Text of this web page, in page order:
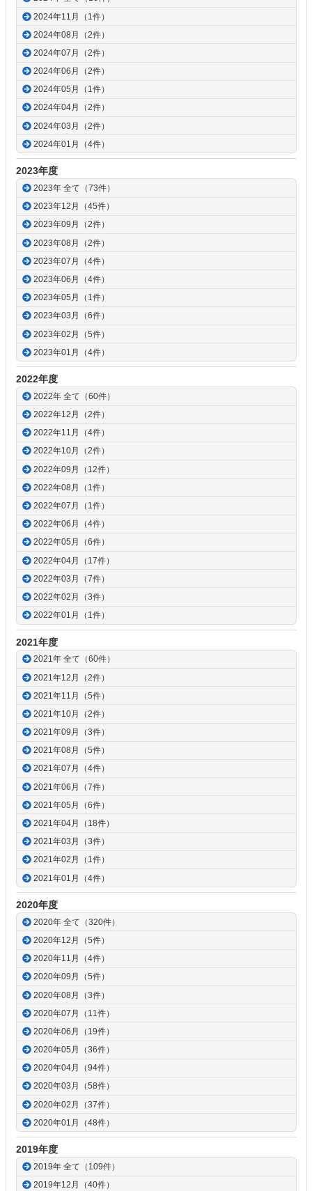
2024年11月（1件）
2024年08月（2件）
2024年07月（2件）
2024年06月（2件）
2024年05月（1件）
2024年04月（2件）
2024年03月（2件）
2024年01月（4件）
2023年度
2023年 全て（73件）
2023年12月（45件）
2023年09月（2件）
2023年08月（2件）
2023年07月（4件）
2023年06月（4件）
2023年05月（1件）
2023年03月（6件）
2023年02月（5件）
2023年01月（4件）
2022年度
2022年 全て（60件）
2022年12月（2件）
2022年11月（4件）
2022年10月（2件）
2022年09月（12件）
2022年08月（1件）
2022年07月（1件）
2022年06月（4件）
2022年05月（6件）
2022年04月（17件）
2022年03月（7件）
2022年02月（3件）
2022年01月（1件）
2021年度
2021年 全て（60件）
2021年12月（2件）
2021年11月（5件）
2021年10月（2件）
2021年09月（3件）
2021年08月（5件）
2021年07月（4件）
2021年06月（7件）
2021年05月（6件）
2021年04月（18件）
2021年03月（3件）
2021年02月（1件）
2021年01月（4件）
2020年度
2020年 全て（320件）
2020年12月（5件）
2020年11月（4件）
2020年09月（5件）
2020年08月（3件）
2020年07月（11件）
2020年06月（19件）
2020年05月（36件）
2020年04月（94件）
2020年03月（58件）
2020年02月（37件）
2020年01月（48件）
2019年度
2019年 全て（109件）
2019年12月（40件）